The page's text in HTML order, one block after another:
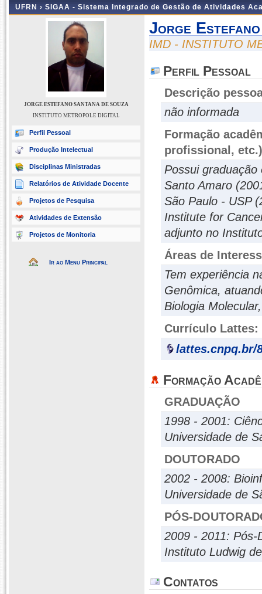
UFRN › SIGAA - Sistema Integrado de Gestão de Atividades
JORGE ESTEFANO SANTANA DE SOUZA
INSTITUTO METROPOLE DIGITAL
Perfil Pessoal
Produção Intelectual
Disciplinas Ministradas
Relatórios de Atividade Docente
Projetos de Pesquisa
Atividades de Extensão
Projetos de Monitoria
Ir ao Menu Principal
Jorge Estefano
IMD - INSTITUTO
Perfil Pessoal
Descrição
não informada
Formação
profissional, etc.)
Possui
Santo Amaro
São Paulo - USP
Institute for
adjunto no
Áreas de
Tem experiência
Genômica,
Biologia
Currículo Lattes:
lattes.cnpq.br/
Formação
GRADUAÇÃO
1998 - 2001:
Universidade de
DOUTORADO
2002 - 2008:
Universidade de
PÓS-
2009 - 2011: Pós-
Instituto Ludwig
Contatos